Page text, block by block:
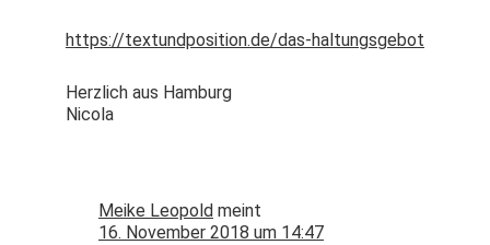
https://textundposition.de/das-haltungsgebot
Her­zlich aus Hamburg
Nicola
Meike Leopold meint
16. November 2018 um 14:47